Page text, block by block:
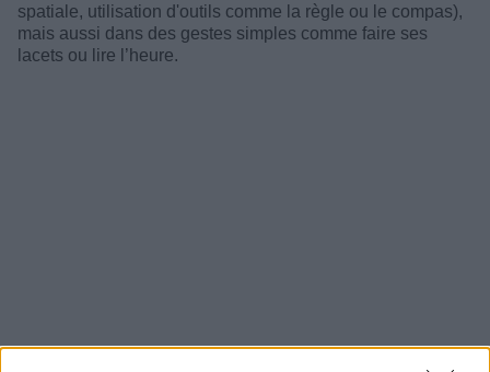
spatiale, utilisation d'outils comme la règle ou le compas),
mais aussi dans des gestes simples comme faire ses
lacets ou lire l’heure.